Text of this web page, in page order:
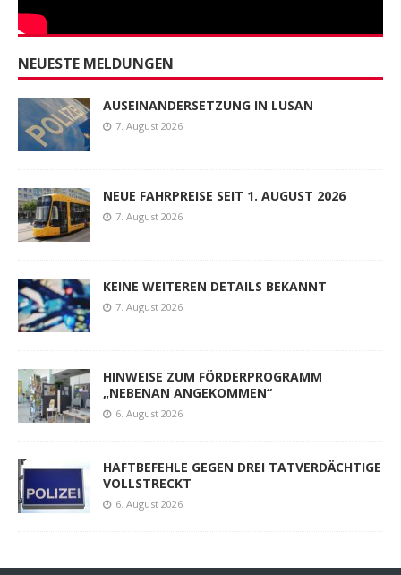
NEUESTE MELDUNGEN
AUSEINANDERSETZUNG IN LUSAN
7. August 2026
NEUE FAHRPREISE SEIT 1. AUGUST 2026
7. August 2026
KEINE WEITEREN DETAILS BEKANNT
7. August 2026
HINWEISE ZUM FÖRDERPROGRAMM
„NEBENAN ANGEKOMMEN“
6. August 2026
HAFTBEFEHLE GEGEN DREI TATVERDÄCHTIGE
VOLLSTRECKT
6. August 2026